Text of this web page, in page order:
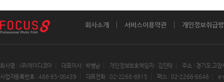
회사소개 서비스이용약관 개인정보취급
회사명 : (주)에이디코아 대표이사 : 박병남 개인정보보호책임자 : 김인태
주소 : 경기도 고
사업자등록번호 : 486-85-00439
대표전화 : 02-2268-6915 팩스 : 02-2266-6646